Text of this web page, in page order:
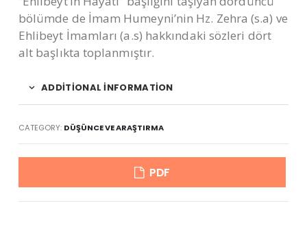
bölümde de İmam Humeyni’nin Hz. Zehra (s.a) ve
Ehlibeyt İmamları (a.s) hakkındaki sözleri dört
alt başlıkta toplanmıştır.
ADDITIONAL INFORMATION
CATEGORY: DÜŞÜNCE VE ARAŞTIRMA
PDF